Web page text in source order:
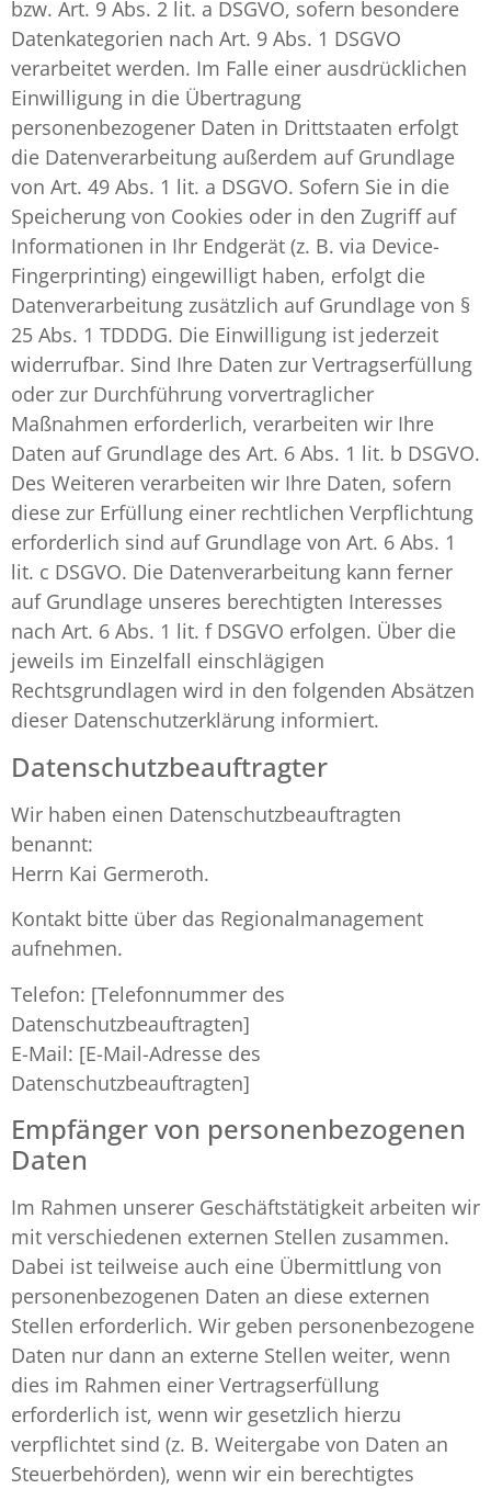
bzw. Art. 9 Abs. 2 lit. a DSGVO, sofern besondere
Datenkategorien nach Art. 9 Abs. 1 DSGVO
verarbeitet werden. Im Falle einer ausdrücklichen
Einwilligung in die Übertragung
personenbezogener Daten in Drittstaaten erfolgt
die Datenverarbeitung außerdem auf Grundlage
von Art. 49 Abs. 1 lit. a DSGVO. Sofern Sie in die
Speicherung von Cookies oder in den Zugriff auf
Informationen in Ihr Endgerät (z. B. via Device-
Fingerprinting) eingewilligt haben, erfolgt die
Datenverarbeitung zusätzlich auf Grundlage von §
25 Abs. 1 TDDDG. Die Einwilligung ist jederzeit
widerrufbar. Sind Ihre Daten zur Vertragserfüllung
oder zur Durchführung vorvertraglicher
Maßnahmen erforderlich, verarbeiten wir Ihre
Daten auf Grundlage des Art. 6 Abs. 1 lit. b DSGVO.
Des Weiteren verarbeiten wir Ihre Daten, sofern
diese zur Erfüllung einer rechtlichen Verpflichtung
erforderlich sind auf Grundlage von Art. 6 Abs. 1
lit. c DSGVO. Die Datenverarbeitung kann ferner
auf Grundlage unseres berechtigten Interesses
nach Art. 6 Abs. 1 lit. f DSGVO erfolgen. Über die
jeweils im Einzelfall einschlägigen
Rechtsgrundlagen wird in den folgenden Absätzen
dieser Datenschutzerklärung informiert.
Datenschutz­beauftragter
Wir haben einen Datenschutzbeauftragten
benannt:
Herrn Kai Germeroth.
Kontakt bitte über das Regionalmanagement
aufnehmen.
Telefon: [Telefonnummer des
Datenschutzbeauftragten]
E-Mail: [E-Mail-Adresse des
Datenschutzbeauftragten]
Empfänger von personenbezogenen
Daten
Im Rahmen unserer Geschäftstätigkeit arbeiten wir
mit verschiedenen externen Stellen zusammen.
Dabei ist teilweise auch eine Übermittlung von
personenbezogenen Daten an diese externen
Stellen erforderlich. Wir geben personenbezogene
Daten nur dann an externe Stellen weiter, wenn
dies im Rahmen einer Vertragserfüllung
erforderlich ist, wenn wir gesetzlich hierzu
verpflichtet sind (z. B. Weitergabe von Daten an
Steuerbehörden), wenn wir ein berechtigtes